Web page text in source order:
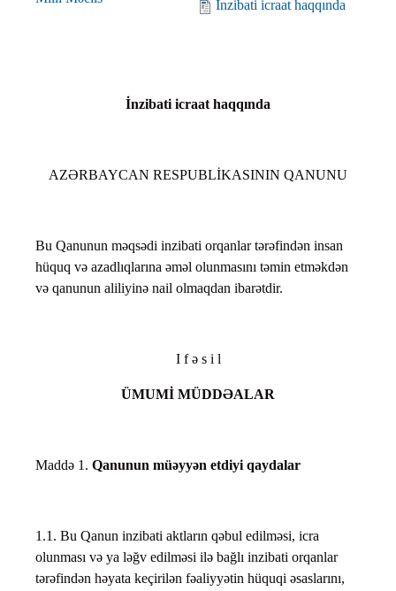
İnzibati icraat haqqında
İnzibati icraat haqqında
AZƏRBAYCAN RESPUBLİKASININ QANUNU
Bu Qanunun məqsədi inzibati orqanlar tərəfindən insan
hüquq və azadlıqlarına əməl olunmasını təmin etməkdən
və qanunun aliliyinə nail olmaqdan ibarətdir.
I f ə s i l
ÜMUMİ MÜDDƏALAR
Maddə 1. Qanunun müəyyən etdiyi qaydalar
1.1. Bu Qanun inzibati aktların qəbul edilməsi, icra
olunması və ya ləğv edilməsi ilə bağlı inzibati orqanlar
tərəfindən həyata keçirilən fəaliyyətin hüquqi əsaslarını,